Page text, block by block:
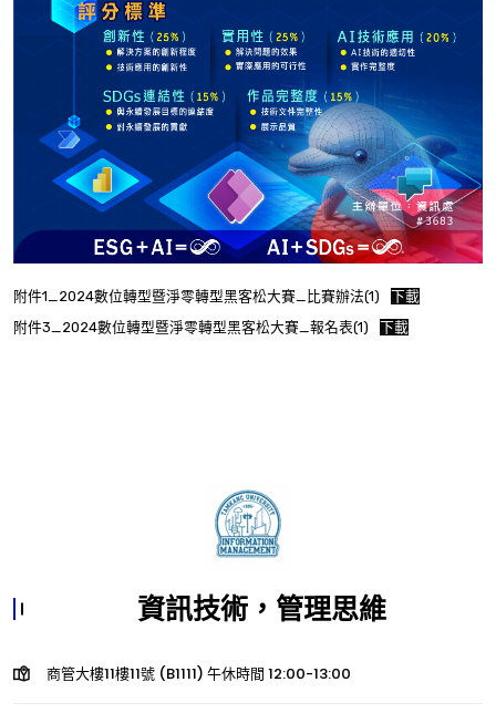
附件1_2024數位轉型暨淨零轉型黑客松大賽_比賽辦法(1)
下載
附件3_2024數位轉型暨淨零轉型黑客松大賽_報名表(1)
下載
資訊技術，管理思維
商管大樓11樓11號 (B1111) 午休時間 12:00-13:00